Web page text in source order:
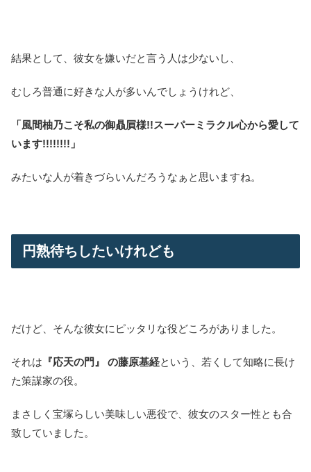
結果として、彼女を嫌いだと言う人は少ないし、
むしろ普通に好きな人が多いんでしょうけれど、
「風間柚乃こそ私の御贔屓様!!スーパーミラクル心から愛して
います!!!!!!!!」
みたいな人が着きづらいんだろうなぁと思いますね。
円熟待ちしたいけれども
だけど、そんな彼女にピッタリな役どころがありました。
それは 『応天の門』 の藤原基経という、若くして知略に長け
た策謀家の役。
まさしく宝塚らしい美味しい悪役で、彼女のスター性とも合
致していました。